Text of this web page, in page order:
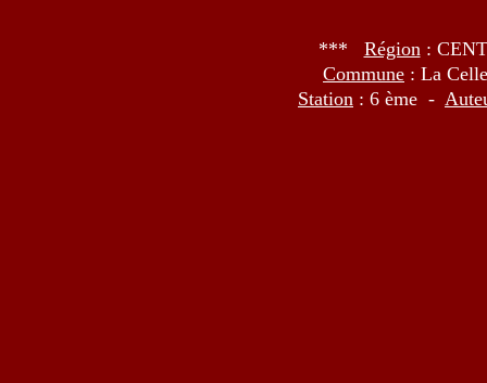
*** Région:
Commune : La
Station : 6 ème -